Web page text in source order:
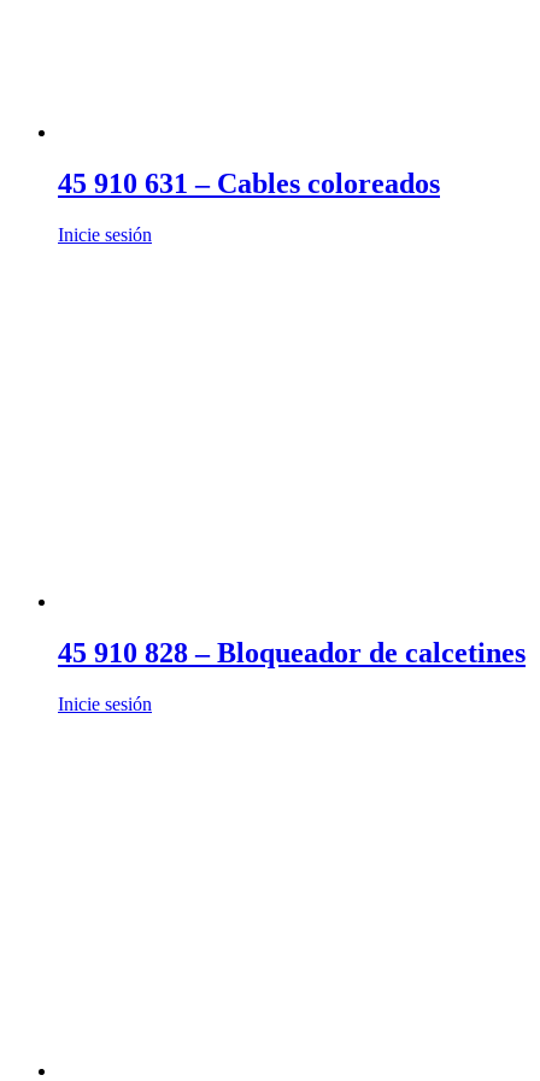
45 910 631 – Cables coloreados
Inicie sesión
45 910 828 – Bloqueador de calcetines
Inicie sesión